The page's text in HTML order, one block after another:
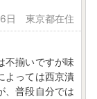
日 東京都在住
不揃いですが味
よっては西京漬
、普段自分では